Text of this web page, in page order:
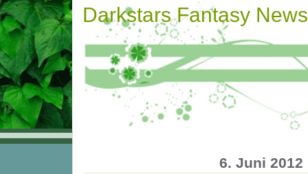
Darkstars Fantasy News
6. Juni 2012